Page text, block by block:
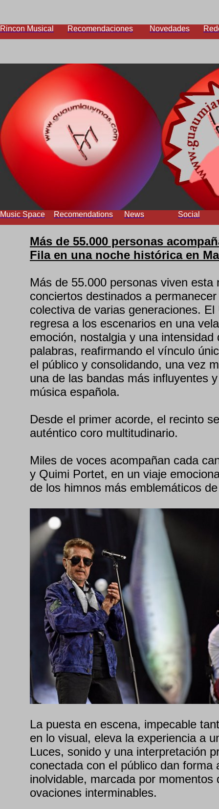
Rincon Musical Recomendaciones Novedades
Music Space Recomendations News Social
Más de 55.000 personas
Fila en una noche histórica en
Más de 55.000 personas viven esta
conciertos destinados a
colectiva de varias generaciones.
regresa a los escenarios en una
emoción, nostalgia y una
palabras, reafirmando el vínculo
el público y consolidando, una vez
una de las bandas más influyentes
música española.
Desde el primer acorde, el recinto
auténtico coro multitudinario.
Miles de voces acompañan cada
y Quimi Portet, en un viaje
de los himnos más emblemáticos
La puesta en escena, impecable
en lo visual, eleva la experiencia a
Luces, sonido y una interpretación
conectada con el público dan forma
inolvidable, marcada por momentos
ovaciones interminables.